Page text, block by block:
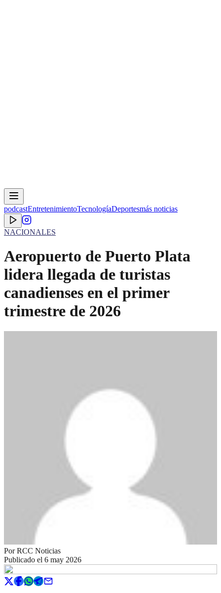
podcastEntretenimientoTecnologíaDeportesmás noticias
NACIONALES
Aeropuerto de Puerto Plata
lidera llegada de turistas
canadienses en el primer
trimestre de 2026
PorRCC Noticias
Publicado el 6 may 2026